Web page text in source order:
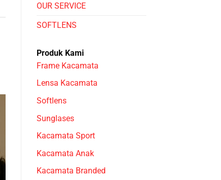
OUR SERVICE
SOFTLENS
Produk Kami
Frame Kacamata
Lensa Kacamata
Softlens
Sunglases
Kacamata Sport
Kacamata Anak
Kacamata Branded